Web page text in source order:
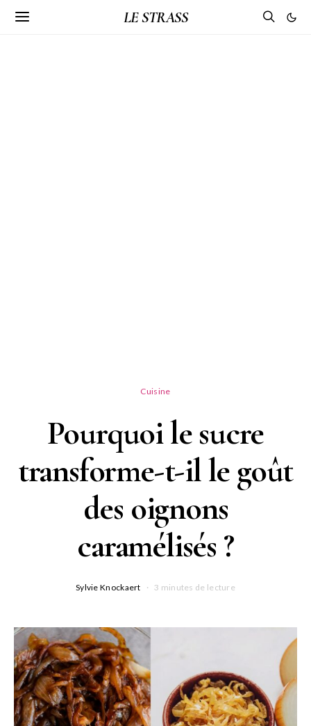
LE STRASS
Cuisine
Pourquoi le sucre
transforme-t-il le goût
des oignons
caramélisés ?
Sylvie Knockaert 3 minutes de lecture